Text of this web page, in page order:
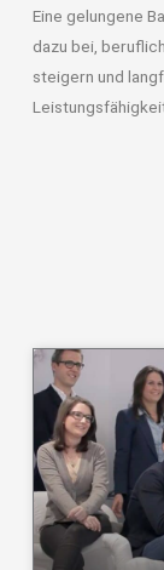
Eine gelungene
dazu bei,
steigern und